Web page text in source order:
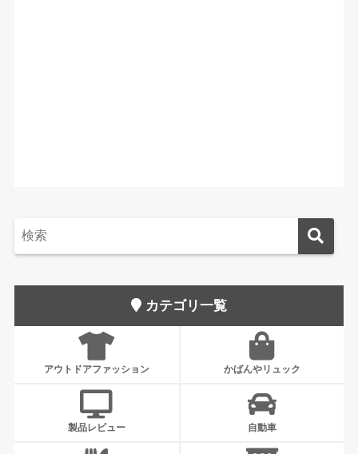
カテゴリ一覧
アウトドアファッション かばんやリュック
製品レビュー 自動車